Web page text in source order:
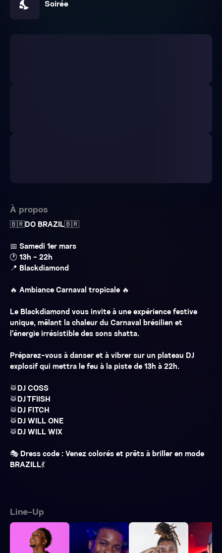
nights_stay Soirée
À propos
🇧🇷DO BRAZIL🇧🇷
📅 Samedi 1er mars
🕐 13h - 22h
📍 Blackdiamond
🔥 Ambiance Carnaval tropicale 🔥
Le Blackdiamond vous invite à une expérience festive
unique, mêlant la chaleur du Carnaval brésilien et
l’énergie irrésistible des sons shatta.
Préparez-vous à danser et à vibrer sur un plateau DJ
explosif qui mettra le feu à la piste de 13h à 22h.
🥁DJ COSS
🥁DJ TFIISH
🥁DJ FITCH
🥁DJ WILL ONE
🥁DJ WILL WIX
🎭 Dress code : Venez colorés et prêts à briller en mode
BRAZILL💃
Line-Up